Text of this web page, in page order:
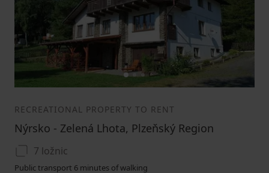
12 3
RECREATIONAL PROPERTY TO RENT
Nýrsko - Zelená Lhota, Plzeňský Region
7 ložnic
Public transport 6 minutes of walking